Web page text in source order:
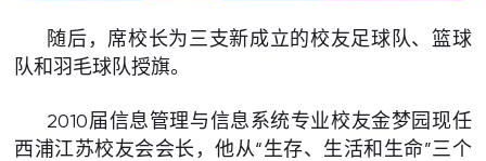
随后，席校长为三支新成立的校友足球队、篮球
队和羽毛球队授旗。
2010届信息管理与信息系统专业校友金梦园现任
西浦江苏校友会会长，他从“生存、生活和生命”三个